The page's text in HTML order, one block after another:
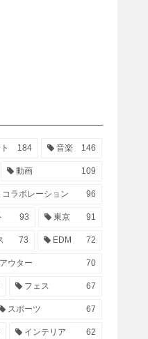
184 音楽 146
動画 109
コラボレーション 96
93 東京 91
73 EDM 72
アウター 70
フェス 67
スポーツ 67
インテリア 62